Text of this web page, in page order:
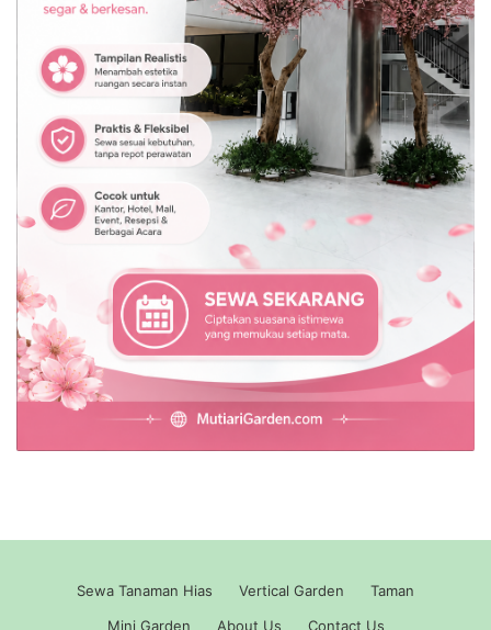
Sewa Tanaman Hias Vertical Garden
Taman
Mini Garden
About Us Contact Us